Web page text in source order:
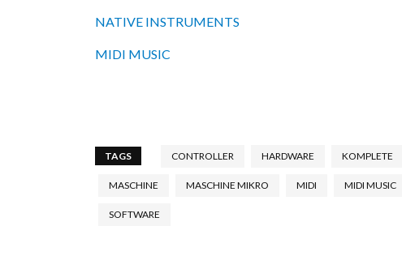
NATIVE INSTRUMENTS
MIDI MUSIC
TAGS CONTROLLER HARDWARE KOMPLETE
MASCHINE MASCHINE MIKRO MIDI MIDI MUSIC
SOFTWARE